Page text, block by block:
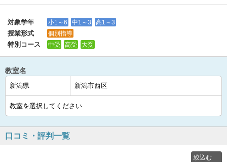
講師：0.0 カリキュラム：0.0 周りの環境：0.0
対象学年
小1～6 中1～3 高1～3
授業形式 個別指導
特別コース 中受 高受 大受
教室名
口コミ・評判一覧